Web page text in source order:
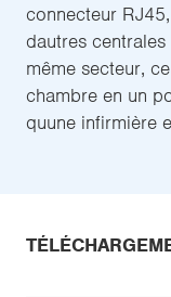
connecteur
dautres
même secteur,
chambre en un
quune infirmière